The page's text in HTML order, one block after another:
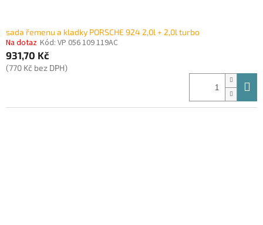
sada řemenu a kladky PORSCHE 924 2,0l + 2,0l turbo
Na dotaz Kód: VP 056 109 119AC
931,70 Kč
(770 Kč bez DPH)